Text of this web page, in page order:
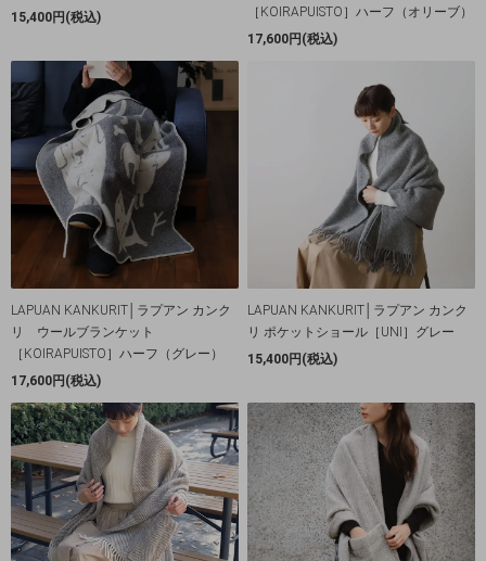
15,400円(税込)
［KOIRAPUISTO］ハーフ（オリーブ）
17,600円(税込)
LAPUAN KANKURIT│ラプアン カンク
リ ウールブランケット
［KOIRAPUISTO］ハーフ（グレー）
17,600円(税込)
LAPUAN KANKURIT│ラプアン カンク
リ ポケットショール［UNI］グレー
15,400円(税込)